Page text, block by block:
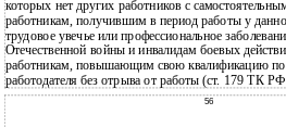
которых нет других работников с
работникам, получившим в период работы у
трудовое увечье или профессиональное
Отечественной войны и инвалидам боевых
работникам, повышающим свою квалификацию по
работодателя без отрыва от работы (ст. 179 ТК РФ
56